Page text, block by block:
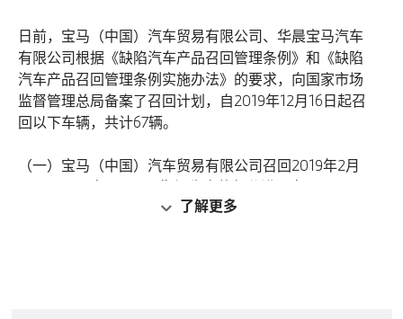
日前，宝马（中国）汽车贸易有限公司、华晨宝马汽车
有限公司根据《缺陷汽车产品召回管理条例》和《缺陷
汽车产品召回管理条例实施办法》的要求，向国家市场
监督管理总局备案了召回计划，自2019年12月16日起召
回以下车辆，共计67辆。
（一）宝马（中国）汽车贸易有限公司召回2019年2月
12日至2019年5月29日期间生产的部分进口宝马730Li及
了解更多